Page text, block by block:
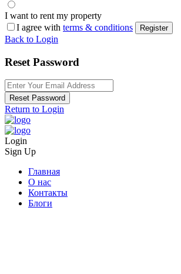
I want to rent my property
I agree with terms & conditions Register
Back to Login
Reset Password
Reset Password
Return to Login
Login
Sign Up
Главная
О нас
Контакты
Блоги